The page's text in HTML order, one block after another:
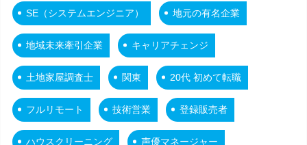
SE（システムエンジニア） 地元の有名企業
地域未来牽引企業 キャリアチェンジ
土地家屋調査士 関東 20代 初めて転職
フルリモート 技術営業 登録販売者
ハウスクリーニング 声優マネージャー